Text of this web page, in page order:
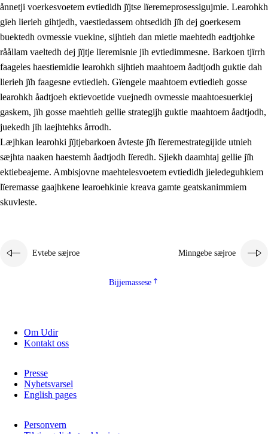
2.1 Sosijaale lïereme jïh evtiedimmie
Maahtoe faagine
2.3 Vihkeles tjiehpiesvoeth
Dåaresthfaageles teemah
ånnetji voerkesvoetem evtiedidh jïjtse lïeremeprosessigujmie. Learohkh
gïeh lierieh gihtjedh, vaestiedassem ohtsedidh jïh dej goerkesem
buektedh ovmessie vuekine, sijhtieh dan mietie maehtedh eadtjohke
råållam vaeltedh dej jïjtje lïeremisnie jïh evtiedimmesne. Barkoen tjïrrh
faageles haestiemidie learohkh sijhtieh maahtoem åadtjodh guktie dah
lierieh jïh faagesne evtiedieh. Gïengele maahtoem evtiedieh gosse
learohkh åadtjoeh ektievoetide vuejnedh ovmessie maahtoesuerkiej
gaskem, jïh gosse maehtieh gellie strategijh guktie maahtoem åadtjodh,
juekedh jïh laejhtehks årrodh.
Læjhkan learohki jïjtjebarkoen åvteste jïh lïeremestrategijide utnieh
sæjhta naaken haestemh åadtjodh lïeredh. Sjiekh daamhtaj gellie jïh
ektiebeajeme. Ambisjovne maehtelesvoetem evtiedidh jieledeguhkiem
lïeremasse gaajhkene learoehkinie kreava gamte geatskanimmiem
skuvleste.
Evtebe sæjroe Minngebe sæjroe
Bijjemassese
Om Udir
Kontakt oss
Presse
Nyhetsvarsel
English pages
Personvern